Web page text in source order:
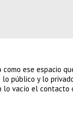
ese espacio
público y lo
vacío el